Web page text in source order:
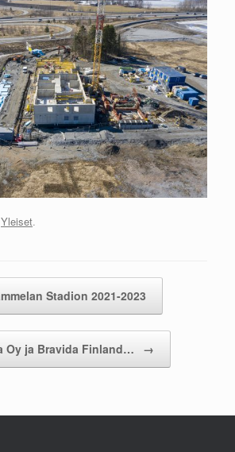
Yleiset.
Stadion 2021-2023
Oy ja Bravida Finland… →